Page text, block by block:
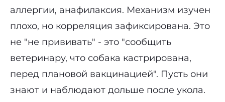
аллергии, анафилаксия. Механизм изучен
плохо, но корреляция зафиксирована. Это
не "не прививать" - это "сообщить
ветеринару, что собака кастрирована,
перед плановой вакцинацией". Пусть они
знают и наблюдают дольше после укола.